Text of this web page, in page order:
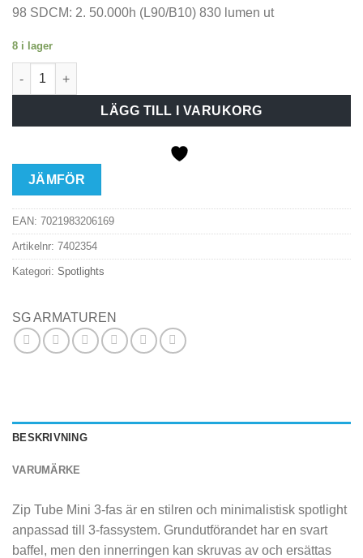
98 SDCM: 2. 50.000h (L90/B10) 830 lumen ut
8 i lager
Spotl Zip Tube Mini V 3-F 27K mängd
LÄGG TILL I VARUKORG
JÄMFÖR
EAN: 7021983206169
Artikelnr: 7402354
Kategori: Spotlights
SG ARMATUREN
BESKRIVNING
VARUMÄRKE
Zip Tube Mini 3-fas är en stilren och minimalistisk spotlight
anpassad till 3-fassystem. Grundutförandet har en svart
baffel, men den innerringen kan skruvas av och ersättas